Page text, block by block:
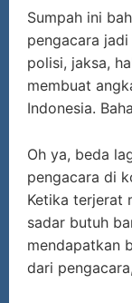
Sumpah ini
pengacara
polisi, jaksa,
membuat
Indonesia.
Oh ya, beda
pengacara di
Ketika terjerat
sadar butuh
mendapatkan
dari